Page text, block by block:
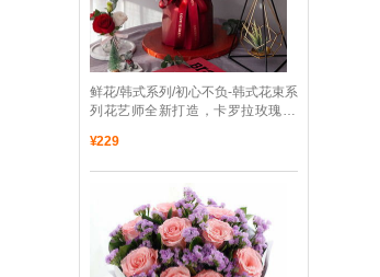
鲜花/韩式系列/初心不负-韩式花束系
列花艺师全新打造，卡罗拉玫瑰11
利10枝
¥229